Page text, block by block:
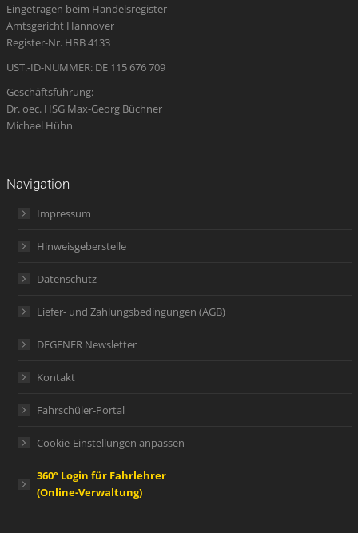
new
window
new
window
new
window
in
new
window
new
Eingetragen beim Handelsregister
Amtsgericht Hannover
Register-Nr. HRB 4133
UST.-ID-NUMMER: DE 115 676 709
Geschäftsführung:
Dr. oec. HSG Max-Georg Büchner
Michael Hühn
Navigation
Impressum
Hinweisgeberstelle
Datenschutz
Liefer- und Zahlungsbedingungen (AGB)
DEGENER Newsletter
Kontakt
Fahrschüler-Portal
Cookie-Einstellungen anpassen
360° Login für Fahrlehrer
(Online-Verwaltung)